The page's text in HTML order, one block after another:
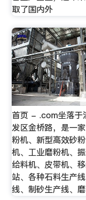
取了国内外
首页 - .com坐落于
发区金桥路，是一
粉机、新型高效砂
机、工业磨粉机、
给料机、皮带机、
站、各种石料生产
线、制砂生产线、